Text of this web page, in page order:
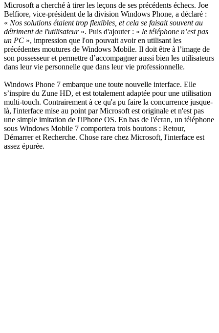
Microsoft a cherché à tirer les leçons de ses précédents échecs. Joe
Belfiore, vice-président de la division Windows Phone, a déclaré :
« Nos solutions étaient trop flexibles, et cela se faisait souvent au
détriment de l'utilisateur». Puis d'ajouter : « le téléphone n’est pas
un PC », impression que l'on pouvait avoir en utilisant les
précédentes moutures de Windows Mobile. Il doit être à l’image de
son possesseur et permettre d’accompagner aussi bien les utilisateurs
dans leur vie personnelle que dans leur vie professionnelle.
Windows Phone 7 embarque une toute nouvelle interface. Elle
s’inspire du Zune HD, et est totalement adaptée pour une utilisation
multi-touch. Contrairement à ce qu'a pu faire la concurrence jusque-
là, l'interface mise au point par Microsoft est originale et n'est pas
une simple imitation de l'iPhone OS. En bas de l'écran, un téléphone
sous Windows Mobile 7 comportera trois boutons : Retour,
Démarrer et Recherche. Chose rare chez Microsoft, l'interface est
assez épurée.